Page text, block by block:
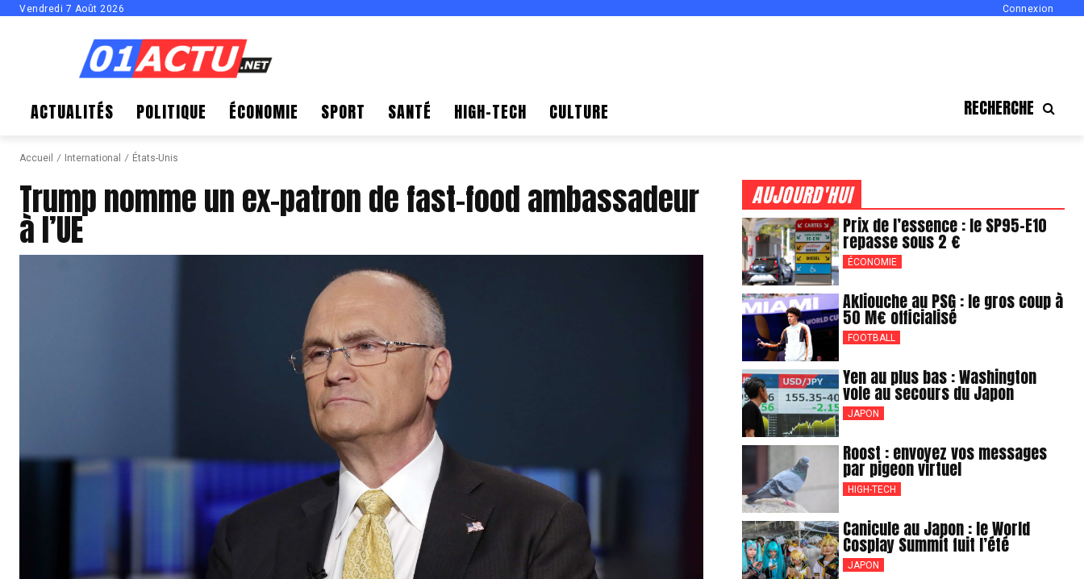
Vendredi 7 Août 2026 Connexion
ACTUALITÉS POLITIQUE ÉCONOMIE SPORT SANTÉ HIGH-TECH CULTURE RECHERCHE
Accueil International États-Unis
Trump nomme un ex-patron de fast-food ambassadeur
à l’UE
AUJOURD'HUI
Prix de l’essence : le SP95-E10
repasse sous 2 €
ÉCONOMIE
Akliouche au PSG : le gros coup à
50 M€ officialisé
FOOTBALL
Yen au plus bas : Washington
vole au secours du Japon
JAPON
Roost : envoyez vos messages
par pigeon virtuel
HIGH-TECH
Canicule au Japon : le World
Cosplay Summit fuit l’été
JAPON